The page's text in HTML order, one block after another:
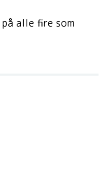
alle fire som